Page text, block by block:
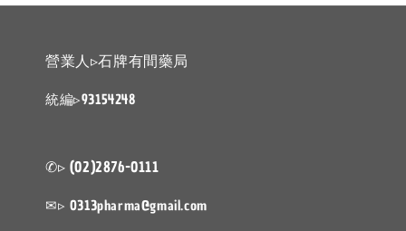
營業人▹石牌有間藥局
統編▹93154248
✆▹ (02)2876-0111
✉▹ 0313pharma@gmail.com